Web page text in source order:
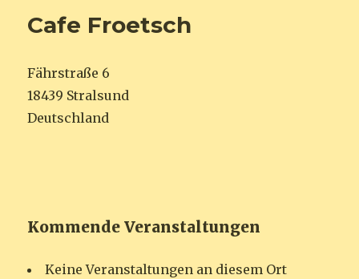
Cafe Froetsch
Fährstraße 6
18439 Stralsund
Deutschland
Kommende Veranstaltungen
Keine Veranstaltungen an diesem Ort